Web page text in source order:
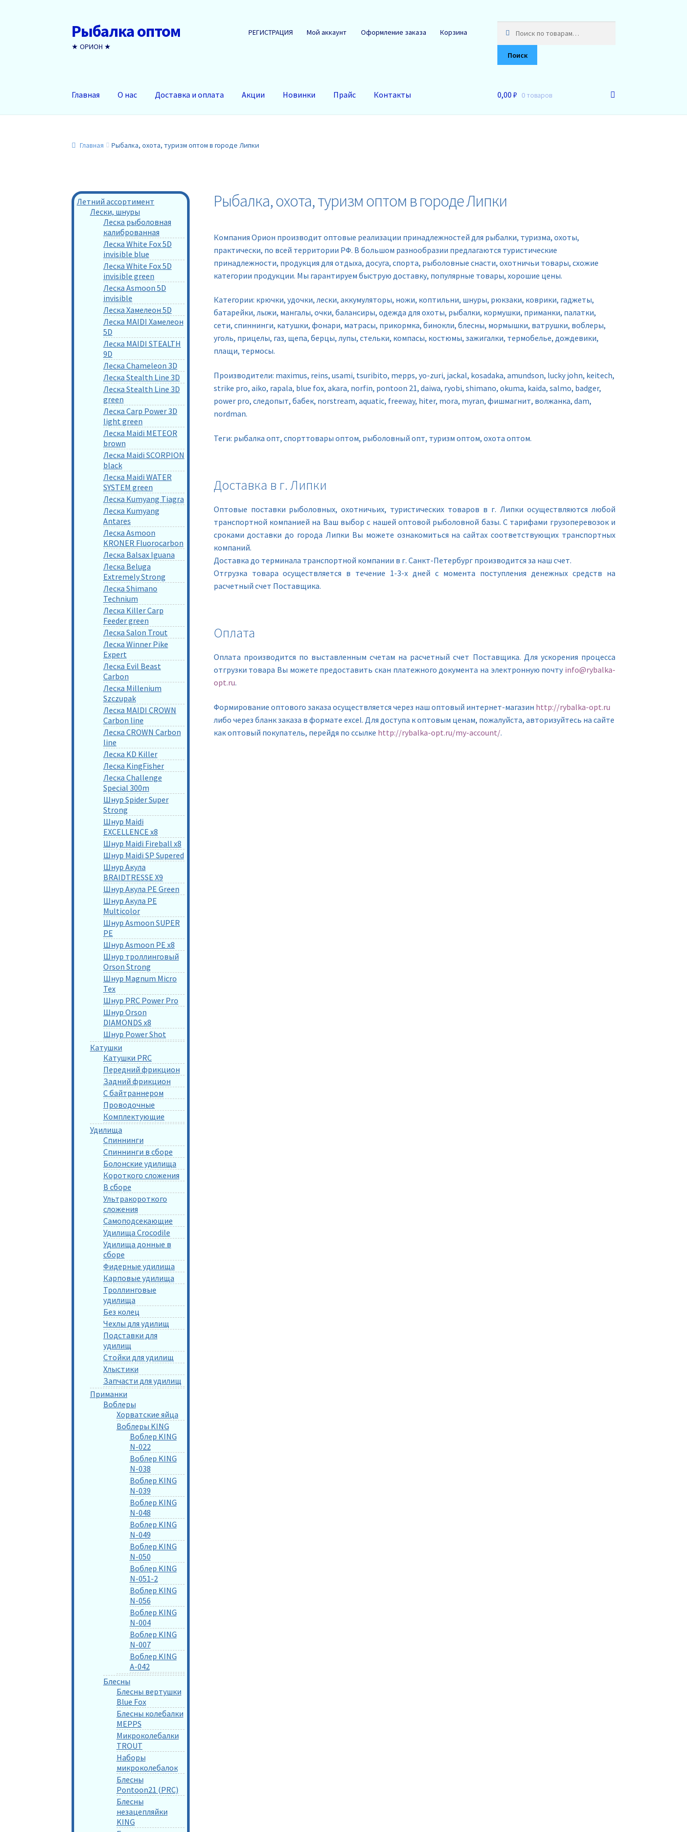
Перейти
к
навигации
Перейти
к
содержимому
Рыбалка оптом
★ ОРИОН ★
РЕГИСТРАЦИЯ Мой аккаунт Оформление заказа Корзина
Поиск
Главная О нас Доставка и оплата Акции Новинки Прайс Контакты 0,00 ₽ 0 товаров
Главная Рыбалка, охота, туризм оптом в городе Липки
Рыбалка, охота, туризм оптом в городе Липки
Компания Орион производит оптовые реализации принадлежностей для рыбалки, туризма, охоты,
практически, по всей территории РФ. В большом разнообразии предлагаются туристические
принадлежности, продукция для отдыха, досуга, спорта, рыболовные снасти, охотничьи товары, схожие
категории продукции. Мы гарантируем быструю доставку, популярные товары, хорошие цены.
Категории: крючки, удочки, лески, аккумуляторы, ножи, коптильни, шнуры, рюкзаки, коврики, гаджеты,
батарейки, лыжи, мангалы, очки, балансиры, одежда для охоты, рыбалки, кормушки, приманки, палатки,
сети, спиннинги, катушки, фонари, матрасы, прикормка, бинокли, блесны, мормышки, ватрушки, воблеры,
уголь, прицелы, газ, щепа, берцы, лупы, стельки, компасы, костюмы, зажигалки, термобелье, дождевики,
плащи, термосы.
Производители: maximus, reins, usami, tsuribito, mepps, yo-zuri, jackal, kosadaka, amundson, lucky john, keitech,
strike pro, aiko, rapala, blue fox, akara, norfin, pontoon 21, daiwa, ryobi, shimano, okuma, kaida, salmo, badger,
power pro, следопыт, бабек, norstream, aquatic, freeway, hiter, mora, myran, фишмагнит, волжанка, dam,
nordman.
Теги: рыбалка опт, спорттовары оптом, рыболовный опт, туризм оптом, охота оптом.
Доставка в г. Липки
Оптовые поставки рыболовных, охотничьих, туристических товаров в г. Липки осуществляются любой
транспортной компанией на Ваш выбор с нашей оптовой рыболовной базы. С тарифами грузоперевозок и
сроками доставки до города Липки Вы можете ознакомиться на сайтах соответствующих транспортных
компаний.
Доставка до терминала транспортной компании в г. Санкт-Петербург производится за наш счет.
Отгрузка товара осуществляется в течение 1-3-х дней с момента поступления денежных средств на
расчетный счет Поставщика.
Оплата
Оплата производится по выставленным счетам на расчетный счет Поставщика. Для ускорения процесса
отгрузки товара Вы можете предоставить скан платежного документа на электронную почту info@rybalka-
opt.ru.
Формирование оптового заказа осуществляется через наш оптовый интернет-магазин http://rybalka-opt.ru
либо через бланк заказа в формате excel. Для доступа к оптовым ценам, пожалуйста, авторизуйтесь на сайте
как оптовый покупатель, перейдя по ссылке http://rybalka-opt.ru/my-account/.
Летний ассортимент
Лески, шнуры
Леска рыболовная
калиброванная
Леска White Fox 5D
invisible blue
Леска White Fox 5D
invisible green
Леска Asmoon 5D
invisible
Леска Хамелеон 5D
Леска MAIDI Хамелеон
5D
Леска MAIDI STEALTH
9D
Леска Chameleon 3D
Леска Stealth Line 3D
Леска Stealth Line 3D
green
Леска Carp Power 3D
light green
Леска Maidi METEOR
brown
Леска Maidi SCORPION
black
Леска Maidi WATER
SYSTEM green
Леска Kumyang Tiagra
Леска Kumyang
Antares
Леска Asmoon
KRONER Fluorocarbon
Леска Balsax Iguana
Леска Beluga
Extremely Strong
Леска Shimano
Technium
Леска Killer Carp
Feeder green
Леска Salon Trout
Леска Winner Pike
Expert
Леска Evil Beast
Carbon
Леска Millenium
Szczupak
Леска MAIDI CROWN
Carbon line
Леска CROWN Carbon
line
Леска KD Killer
Леска KingFisher
Леска Challenge
Special 300m
Шнур Spider Super
Strong
Шнур Maidi
EXCELLENCE x8
Шнур Maidi Fireball x8
Шнур Maidi SP Supered
Шнур Акула
BRAIDTRESSE X9
Шнур Акула PE Green
Шнур Акула PE
Multicolor
Шнур Asmoon SUPER
PE
Шнур Asmoon PE x8
Шнур троллинговый
Orson Strong
Шнур Magnum Micro
Tex
Шнур PRC Power Pro
Шнур Orson
DIAMONDS x8
Шнур Power Shot
Катушки
Катушки PRC
Передний фрикцион
Задний фрикцион
С байтраннером
Проводочные
Комплектующие
Удилища
Спиннинги
Спиннинги в сборе
Болонские удилища
Короткого сложения
В сборе
Ультракороткого
сложения
Самоподсекающие
Удилища Crocodile
Удилища донные в
сборе
Фидерные удилища
Карповые удилища
Троллинговые
удилища
Без колец
Чехлы для удилищ
Подставки для
удилищ
Стойки для удилищ
Хлыстики
Запчасти для удилищ
Приманки
Воблеры
Хорватские яйца
Воблеры KING
Воблер KING
N-022
Воблер KING
N-038
Воблер KING
N-039
Воблер KING
N-048
Воблер KING
N-049
Воблер KING
N-050
Воблер KING
N-051-2
Воблер KING
N-056
Воблер KING
N-004
Воблер KING
N-007
Воблер KING
A-042
Блесны
Блесны вертушки
Blue Fox
Блесны колебалки
MEPPS
Микроколебалки
TROUT
Наборы
микроколебалок
Блесны
Pontoon21 (PRC)
Блесны
незацепляйки
KING